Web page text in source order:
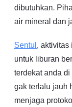
dibutuhkan.
air mineral dan
Sentul , aktivitas
untuk liburan
terdekat anda
gak terlalu jauh
menjaga